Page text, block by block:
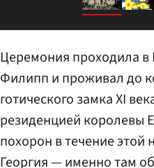
Церемония проходила в
Филипп и проживал до
готического замка XI
резиденцией королевы
похорон в течение этой
Георгия — именно там